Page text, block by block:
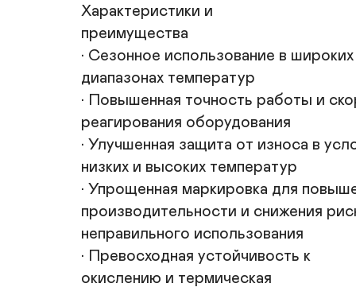
Характеристики и
преимущества
• Сезонное использование в широких
диапазонах температур
• Повышенная точность работы и
реагирования оборудования
• Улучшенная защита от износа в
низких и высоких температур
• Упрощенная маркировка для
производительности и снижения
неправильного использования
• Превосходная устойчивость к
окислению и термическая